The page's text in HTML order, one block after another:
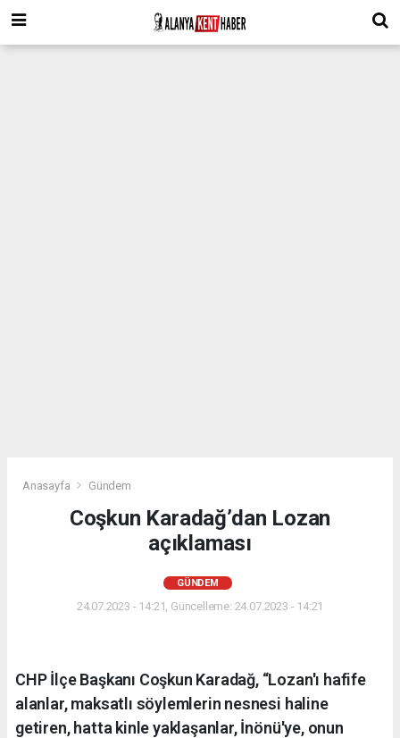
Anasayfa Gündem
Coşkun Karadağ’dan Lozan
açıklaması
GÜNDEM
24.07.2023 - 14:21, Güncelleme: 24.07.2023 - 14:21
CHP İlçe Başkanı Coşkun Karadağ, “Lozan'ı hafife
alanlar, maksatlı söylemlerin nesnesi haline
getiren, hatta kinle yaklaşanlar, İnönü'ye, onun